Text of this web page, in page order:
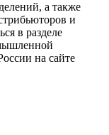
а также
и
в разделе
на сайте